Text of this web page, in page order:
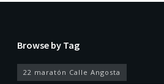
Browse by Tag
22 maratón Calle Angosta